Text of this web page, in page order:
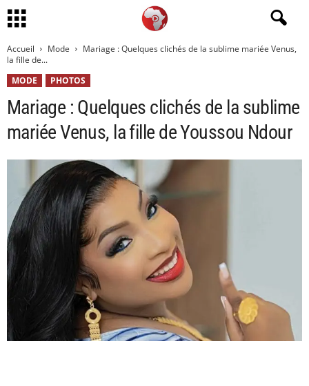
Accueil Mode
Mariage : Quelques clichés de la sublime mariée Venus,
la fille de...
MODE
PHOTOS
Mariage : Quelques clichés de la sublime
mariée Venus, la fille de Youssou Ndour